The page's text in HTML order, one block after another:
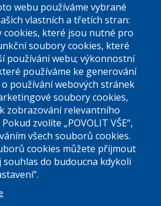
el. podpisu):
13.00-18.00
webu používáme vybrané
vlastních a třetích stran:
cookies, které jsou nutné pro
soubory cookies, které
používání webu; výkonnostní
používáme ke generování
používání webových stránek
soubory cookies,
zobrazování relevantního
zvolíte „POVOLIT VŠE“,
všech souborů cookies.
cookies můžete přijmout
do budoucna kdykoli